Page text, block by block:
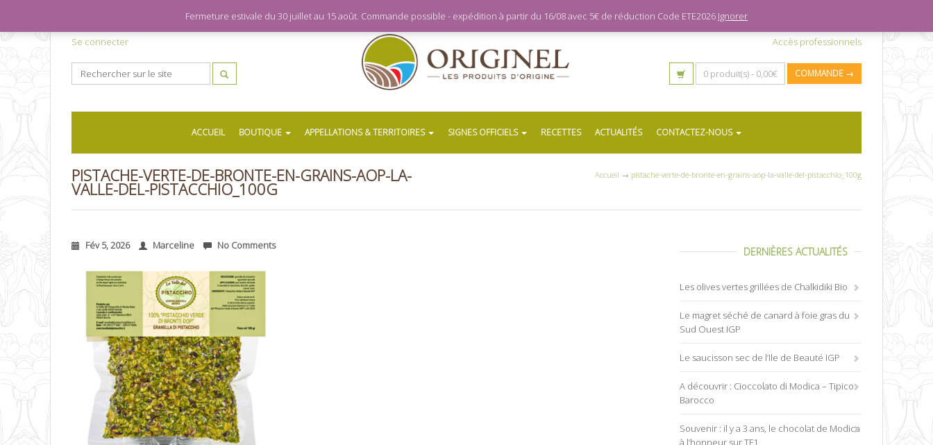
Se connecter Accès professionnels
0 produit(s) - 0,00€ COMMANDE →
ACCUEIL BOUTIQUE APPELLATIONS & TERRITOIRES SIGNES OFFICIELS RECETTES ACTUALITÉS CONTACTEZ-NOUS
PISTACHE-VERTE-DE-BRONTE-EN-GRAINS-AOP-LA-
VALLE-DEL-PISTACCHIO_100G
Accueil → pistache-verte-de-bronte-en-grains-aop-la-valle-del-pistacchio_100g
Fév 5, 2026 Marceline No Comments DERNIÈRES ACTUALITÉS
Les olives vertes grillées de Chalkidiki Bio
Le magret séché de canard à foie gras du
Sud Ouest IGP
Le saucisson sec de l’Ile de Beauté IGP
A découvrir : Cioccolato di Modica – Tipico
Barocco
Souvenir : il y a 3 ans, le chocolat de Modica
à l’honneur sur TF1
Fermeture estivale du 30 juillet au 15 août. Commande possible - expédition à partir du 16/08 avec 5€ de réduction Code ETE2026 Ignorer